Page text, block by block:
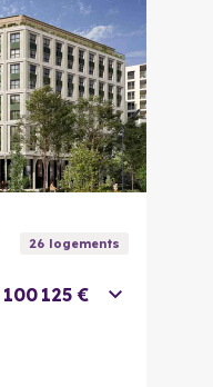
26logements
100 125 €